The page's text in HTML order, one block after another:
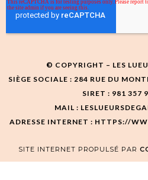
© COPYRIGHT – LES
SIÈGE SOCIALE : 284 RUE DU
SIRET : 981 357
MAIL :
ADRESSE INTERNET : HTTPS://
SITE INTERNET PROPULSÉ PAR